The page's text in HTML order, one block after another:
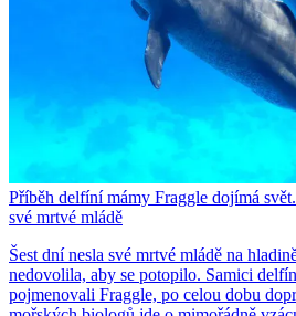
Příběh delfíní mámy Fraggle dojímá
své mrtvé mládě
Šest dní nesla své mrtvé mládě na
nedovolila, aby se potopilo. Samici
pojmenovali Fraggle, po celou dobu